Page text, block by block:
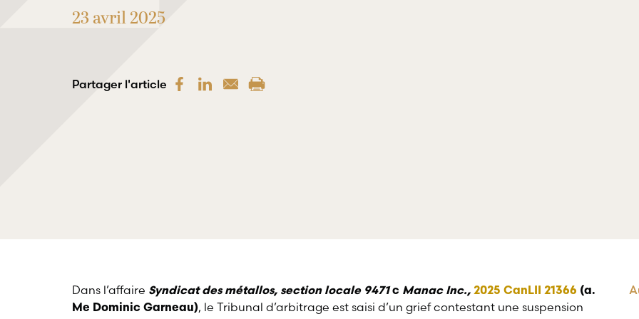
23 avril 2025
Partager l'article
Dans l’affaire Syndicat des métallos, section locale 9471c Manac Inc., 2025 CanLII 21366 (a.
Me Dominic Garneau), le Tribunal d’arbitrage est saisi d’un grief contestant une suspension